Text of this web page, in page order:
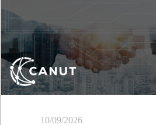
10/09/2026